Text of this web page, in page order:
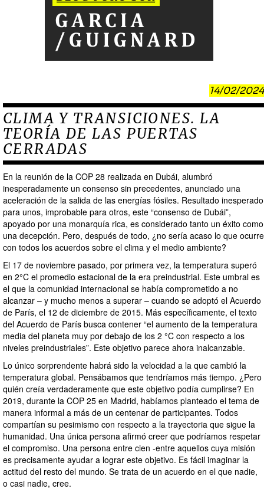
14/02/2024
CLIMA Y TRANSICIONES. LA
TEORÍA DE LAS PUERTAS
CERRADAS
En la reunión de la COP 28 realizada en Dubái, alumbró
inesperadamente un consenso sin precedentes, anunciado una
aceleración de la salida de las energías fósiles. Resultado inesperado
para unos, improbable para otros, este “consenso de Dubái”,
apoyado por una monarquía rica, es considerado tanto un éxito como
una decepción. Pero, después de todo, ¿no sería acaso lo que ocurre
con todos los acuerdos sobre el clima y el medio ambiente?
El 17 de noviembre pasado, por primera vez, la temperatura superó
en 2°C el promedio estacional de la era preindustrial. Este umbral es
el que la comunidad internacional se había comprometido a no
alcanzar – y mucho menos a superar – cuando se adoptó el Acuerdo
de París, el 12 de diciembre de 2015. Más específicamente, el texto
del Acuerdo de París busca contener “el aumento de la temperatura
media del planeta muy por debajo de los 2 °C con respecto a los
niveles preindustriales”. Este objetivo parece ahora inalcanzable.
Lo único sorprendente habrá sido la velocidad a la que cambió la
temperatura global. Pensábamos que tendríamos más tiempo. ¿Pero
quién creía verdaderamente que este objetivo podía cumplirse? En
2019, durante la COP 25 en Madrid, habíamos planteado el tema de
manera informal a más de un centenar de participantes. Todos
compartían su pesimismo con respecto a la trayectoria que sigue la
humanidad. Una única persona afirmó creer que podríamos respetar
el compromiso. Una persona entre cien -entre aquellos cuya misión
es precisamente ayudar a lograr este objetivo. Es fácil imaginar la
actitud del resto del mundo. Se trata de un acuerdo en el que nadie,
o casi nadie, cree.